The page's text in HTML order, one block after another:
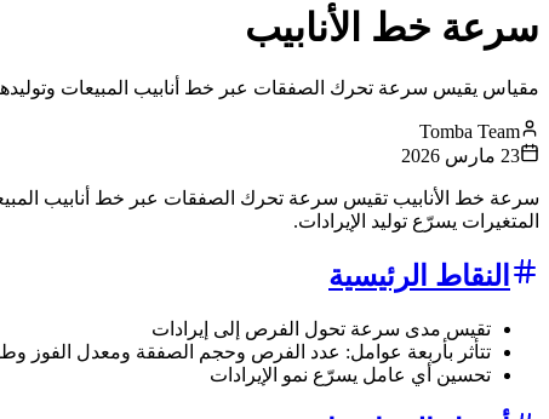
سرعة خط الأنابيب
مقياس يقيس سرعة تحرك الصفقات عبر خط أنابيب المبيعات وتوليدها
Tomba Team
23 مارس 2026
سرعة خط الأنابيب تقيس سرعة تحرك الصفقات عبر خط أنابيب
المتغيرات يسرّع توليد الإيرادات.
النقاط الرئيسية
تقيس مدى سرعة تحول الفرص إلى إيرادات
تتأثر بأربعة عوامل: عدد الفرص وحجم الصفقة ومعدل الفوز
تحسين أي عامل يسرّع نمو الإيرادات